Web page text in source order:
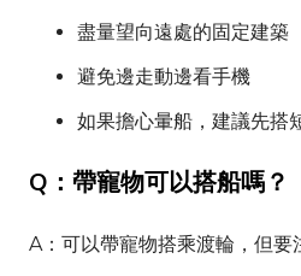
盡量望向遠處的固定建築
避免邊走動邊看手機
如果擔心暈船，建議先搭
Q：帶寵物可以搭船嗎？
A：可以帶寵物搭乘渡輪，但要